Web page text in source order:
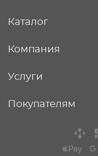
Каталог
Компания
Услуги
Покупателям